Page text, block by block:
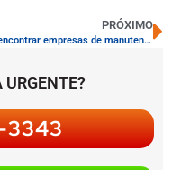
PRÓXIMO
Onde encontrar empresas de manutenção de fossas
3343